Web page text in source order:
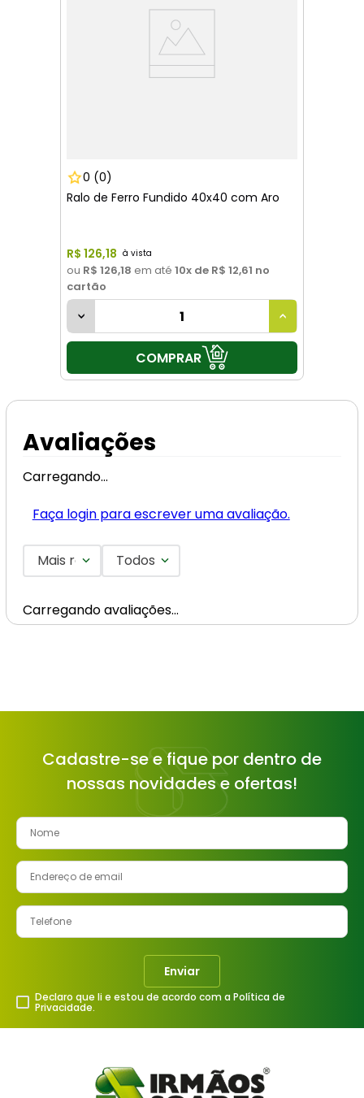
0 (0)
Ralo de Ferro Fundido 40x40 com Aro
R$ 126,18
ou R$ 126,18 em até 10x de R$ 12,61 no
cartão
COMPRAR
Avaliações
Carregando…
Faça login para escrever uma avaliação.
Mais recentesTodos
Carregando avaliações…
Cadastre-se e fique por dentro de
nossas novidades e ofertas!
Enviar
Declaro que li e estou de acordo com a Política de
Privacidade.